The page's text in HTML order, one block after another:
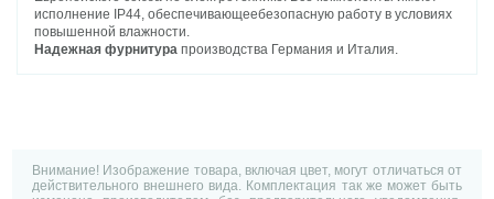
исполнение IP44, обеспечивающеебезопасную работу в условиях
повышенной влажности.
Надежная фурнитура производства Германия и Италия.
Внимание! Изображение товара, включая цвет, могут отличаться от
действительного внешнего вида. Комплектация так же может быть